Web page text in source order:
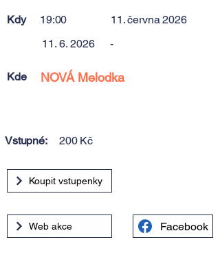
Kdy 19:00
11. června 2026
11. 6. 2026
-
Kde NOVÁ Melodka
Vstupné: 200 Kč
Koupit vstupenky
Web akce Facebook